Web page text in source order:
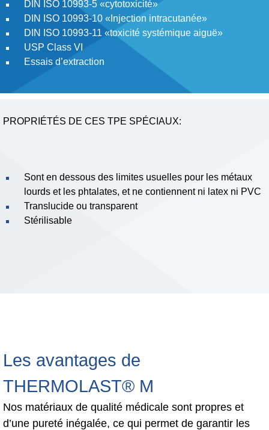
DIN ISO 10993-5 «cytotoxicité»
DIN ISO 10993-10 «Injection intracutanée»
DIN ISO 10993-11 «toxicité systémique aiguë»
USP Class VI
Essais d’extraction
PROPRIÉTÉS DE CES TPE SPÉCIAUX:
Sont en dessous des limites usuelles pour les métaux
lourds et les phtalates, et ne contiennent ni latex ni PVC
Translucide ou transparent
Stérilisable
Les avantages de
THERMOLAST® M
Nos matériaux de qualité médicale sont propres et
d’une pureté inégalée, ce qui permet de garantir les